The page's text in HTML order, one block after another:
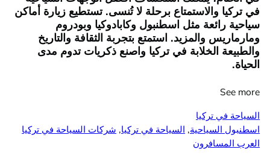
في تركيا والاستمتاع برحلة لا تُنسى. تستطيع زيارة أماكن
سياحية رائعة مثل اسطنبول وكابادوكيا وبودروم
ومارماريس والمزيد. استمتع بتجربة الثقافة والتاريخ
والطبيعة الخلابة في تركيا واصنع ذكريات تدوم مدى
الحياة.
See more
السياحة في تركيا
اسطنبول السياحية, السياحة في تركيا, شركات السياحة في تركيا
العرب المسافرون